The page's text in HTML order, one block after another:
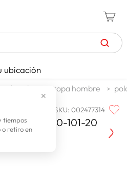
ubicación
✕
tiempos
retiro en
hombre ropa hombre
SKU:002477314
Bol 630-101-20